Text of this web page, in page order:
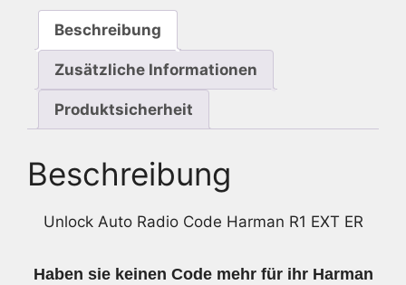
Beschreibung
Zusätzliche Informationen
Produktsicherheit
Beschreibung
Unlock Auto Radio Code Harman R1 EXT ER
Haben sie keinen Code mehr für ihr Harman